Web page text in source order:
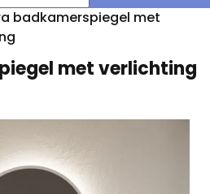
badkamerspiegel met
met verlichting